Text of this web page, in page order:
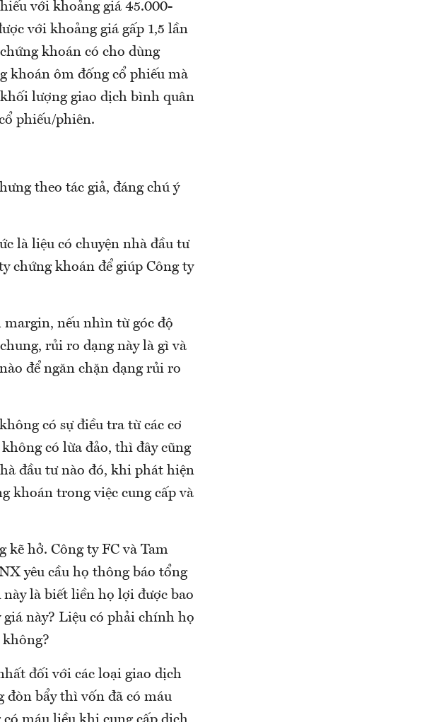
với khoảng giá 45.000-
với khoảng giá gấp 1,5 lần
khoán có cho dùng
khoán ôm đống cổ phiếu mà
lượng giao dịch bình quân
phiếu/phiên.
theo tác giả, đáng chú ý
là liệu có chuyện nhà đầu tư
chứng khoán để giúp Công ty
nếu nhìn từ góc độ
rủi ro dạng này là gì và
để ngăn chặn dạng rủi ro
có sự điều tra từ các cơ
có lừa đảo, thì đây cũng
đầu tư nào đó, khi phát hiện
khoán trong việc cung cấp và
kẽ hở. Công ty FC và Tam
yêu cầu họ thông báo tổng
là biết liền họ lợi được bao
này? Liệu có phải chính họ
không?
đối với các loại giao dịch
bẩy thì vốn đã có máu